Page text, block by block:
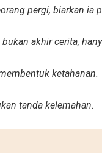
pergi, biarkan ia
akhir cerita,
ketahanan.
tanda kelemahan.